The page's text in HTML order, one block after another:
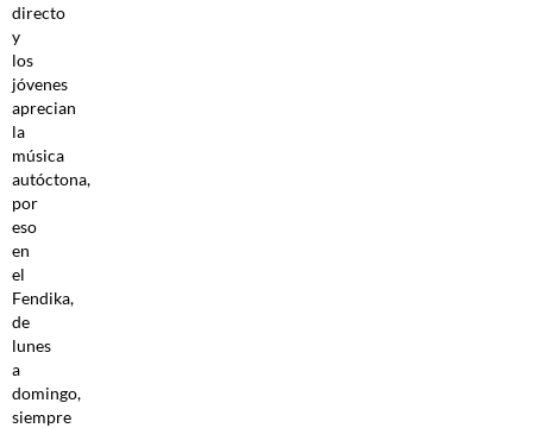
directo
y
los
jóvenes
aprecian
la
música
autóctona,
por
eso
en
el
Fendika,
de
lunes
a
domingo,
siempre